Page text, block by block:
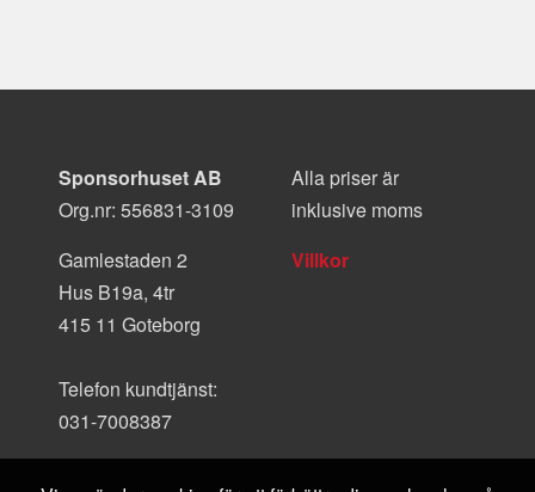
Sponsorhuset AB
Org.nr: 556831-3109
Gamlestaden 2
Hus B19a, 4tr
415 11 Goteborg
Telefon kundtjänst:
031-7008387
Alla priser är
inklusive moms
Villkor